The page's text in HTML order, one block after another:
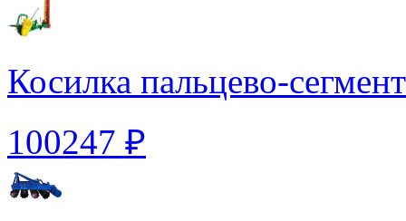
Косилка пальцево-
100247 ₽